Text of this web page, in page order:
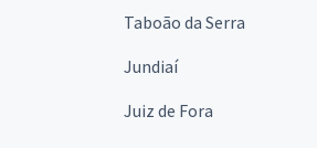
Taboão da Serra
Jundiaí
Juiz de Fora